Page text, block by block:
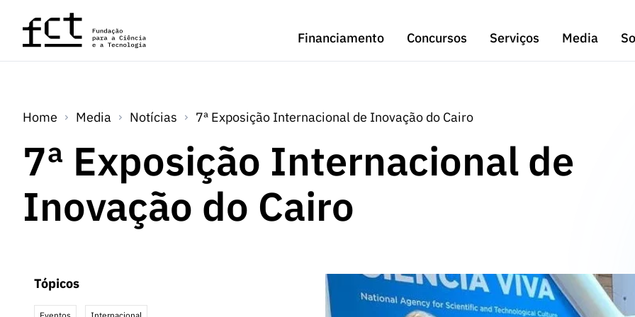
Saltar para o conteúdo principal
Financiamento
Concursos Serviços Media
Home Media Notícias 7ª Exposição Internacional de Inovação do Cairo
7ª Exposição Internacional de
Inovação do Cairo
Tópicos